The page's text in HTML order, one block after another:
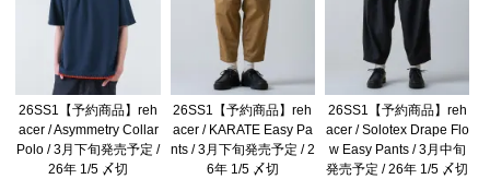
26SS1【予約商品】reh
acer / Asymmetry Collar
Polo / 3月下旬発売予定 /
26年 1/5 〆切
26SS1【予約商品】reh
acer / KARATE Easy Pa
nts / 3月下旬発売予定 / 2
6年 1/5 〆切
26SS1【予約商品】reh
acer / Solotex Drape Flo
w Easy Pants / 3月中旬
発売予定 / 26年 1/5 〆切